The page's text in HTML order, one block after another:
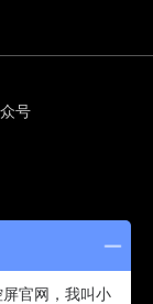
号
官网，我叫小